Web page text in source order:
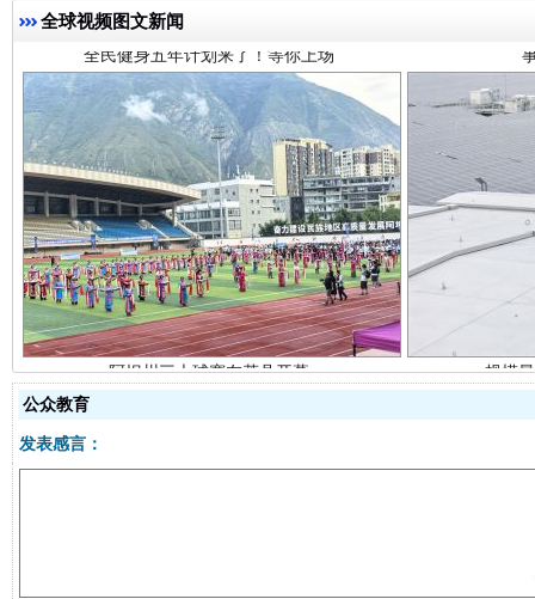
全球视频图文新闻
阿坝州三大球赛在茂县开幕 规模
公众教育
发表感言：